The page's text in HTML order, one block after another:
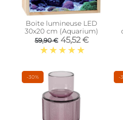
Boite lumineuse LED
30x20 cm (Aquarium)
59,90 € 45,52 €
-30% -